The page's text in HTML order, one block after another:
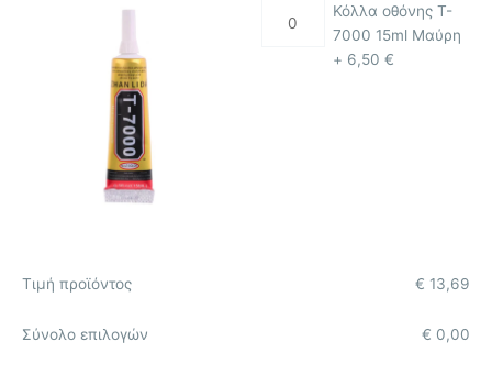
Κόλλα οθόνης T-
7000 15ml Μαύρη
+ 6,50 €
Τιμή προϊόντος 13,69
€
Σύνολο επιλογών 0,00
€